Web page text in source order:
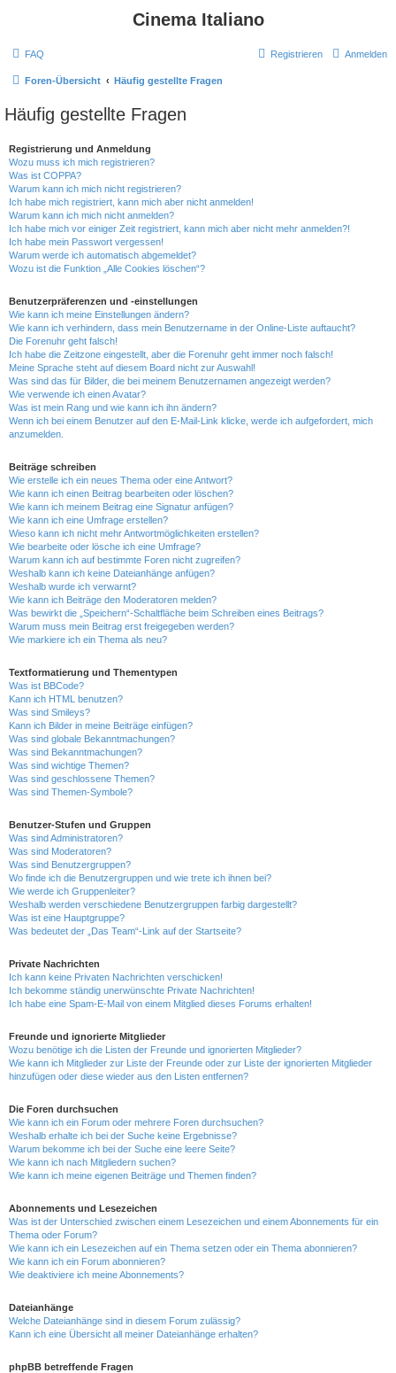
Cinema Italiano
FAQ Anmelden
Registrieren
Foren-Übersicht Häufig gestellte Fragen
Häufig gestellte Fragen
Registrierung und Anmeldung
Wozu muss ich mich registrieren?
Was ist COPPA?
Warum kann ich mich nicht registrieren?
Ich habe mich registriert, kann mich aber nicht anmelden!
Warum kann ich mich nicht anmelden?
Ich habe mich vor einiger Zeit registriert, kann mich aber nicht mehr anmelden?!
Ich habe mein Passwort vergessen!
Warum werde ich automatisch abgemeldet?
Wozu ist die Funktion „Alle Cookies löschen“?
Benutzerpräferenzen und -einstellungen
Wie kann ich meine Einstellungen ändern?
Wie kann ich verhindern, dass mein Benutzername in der Online-Liste auftaucht?
Die Forenuhr geht falsch!
Ich habe die Zeitzone eingestellt, aber die Forenuhr geht immer noch falsch!
Meine Sprache steht auf diesem Board nicht zur Auswahl!
Was sind das für Bilder, die bei meinem Benutzernamen angezeigt werden?
Wie verwende ich einen Avatar?
Was ist mein Rang und wie kann ich ihn ändern?
Wenn ich bei einem Benutzer auf den E-Mail-Link klicke, werde ich aufgefordert, mich
anzumelden.
Beiträge schreiben
Wie erstelle ich ein neues Thema oder eine Antwort?
Wie kann ich einen Beitrag bearbeiten oder löschen?
Wie kann ich meinem Beitrag eine Signatur anfügen?
Wie kann ich eine Umfrage erstellen?
Wieso kann ich nicht mehr Antwortmöglichkeiten erstellen?
Wie bearbeite oder lösche ich eine Umfrage?
Warum kann ich auf bestimmte Foren nicht zugreifen?
Weshalb kann ich keine Dateianhänge anfügen?
Weshalb wurde ich verwarnt?
Wie kann ich Beiträge den Moderatoren melden?
Was bewirkt die „Speichern“-Schaltfläche beim Schreiben eines Beitrags?
Warum muss mein Beitrag erst freigegeben werden?
Wie markiere ich ein Thema als neu?
Textformatierung und Thementypen
Was ist BBCode?
Kann ich HTML benutzen?
Was sind Smileys?
Kann ich Bilder in meine Beiträge einfügen?
Was sind globale Bekanntmachungen?
Was sind Bekanntmachungen?
Was sind wichtige Themen?
Was sind geschlossene Themen?
Was sind Themen-Symbole?
Benutzer-Stufen und Gruppen
Was sind Administratoren?
Was sind Moderatoren?
Was sind Benutzergruppen?
Wo finde ich die Benutzergruppen und wie trete ich ihnen bei?
Wie werde ich Gruppenleiter?
Weshalb werden verschiedene Benutzergruppen farbig dargestellt?
Was ist eine Hauptgruppe?
Was bedeutet der „Das Team“-Link auf der Startseite?
Private Nachrichten
Ich kann keine Privaten Nachrichten verschicken!
Ich bekomme ständig unerwünschte Private Nachrichten!
Ich habe eine Spam-E-Mail von einem Mitglied dieses Forums erhalten!
Freunde und ignorierte Mitglieder
Wozu benötige ich die Listen der Freunde und ignorierten Mitglieder?
Wie kann ich Mitglieder zur Liste der Freunde oder zur Liste der ignorierten Mitglieder
hinzufügen oder diese wieder aus den Listen entfernen?
Die Foren durchsuchen
Wie kann ich ein Forum oder mehrere Foren durchsuchen?
Weshalb erhalte ich bei der Suche keine Ergebnisse?
Warum bekomme ich bei der Suche eine leere Seite?
Wie kann ich nach Mitgliedern suchen?
Wie kann ich meine eigenen Beiträge und Themen finden?
Abonnements und Lesezeichen
Was ist der Unterschied zwischen einem Lesezeichen und einem Abonnements für ein
Thema oder Forum?
Wie kann ich ein Lesezeichen auf ein Thema setzen oder ein Thema abonnieren?
Wie kann ich ein Forum abonnieren?
Wie deaktiviere ich meine Abonnements?
Dateianhänge
Welche Dateianhänge sind in diesem Forum zulässig?
Kann ich eine Übersicht all meiner Dateianhänge erhalten?
phpBB betreffende Fragen